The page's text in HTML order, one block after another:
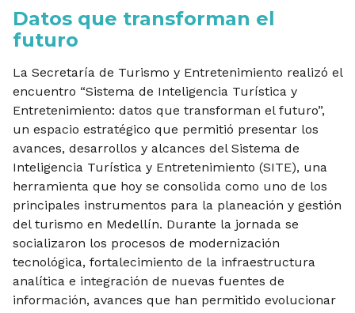
Datos que transforman el
futuro
La Secretaría de Turismo y Entretenimiento realizó el
encuentro “Sistema de Inteligencia Turística y
Entretenimiento: datos que transforman el futuro”,
un espacio estratégico que permitió presentar los
avances, desarrollos y alcances del Sistema de
Inteligencia Turística y Entretenimiento (SITE), una
herramienta que hoy se consolida como uno de los
principales instrumentos para la planeación y gestión
del turismo en Medellín. Durante la jornada se
socializaron los procesos de modernización
tecnológica, fortalecimiento de la infraestructura
analítica e integración de nuevas fuentes de
información, avances que han permitido evolucionar